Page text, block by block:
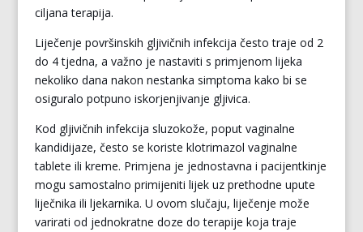
ciljana terapija.
Liječenje površinskih gljivičnih infekcija često traje od 2
do 4 tjedna, a važno je nastaviti s primjenom lijeka
nekoliko dana nakon nestanka simptoma kako bi se
osiguralo potpuno iskorjenjivanje gljivica.
Kod gljivičnih infekcija sluzokože, poput vaginalne
kandidijaze, često se koriste klotrimazol vaginalne
tablete ili kreme. Primjena je jednostavna i pacijentkinje
mogu samostalno primijeniti lijek uz prethodne upute
liječnika ili ljekarnika. U ovom slučaju, liječenje može
varirati od jednokratne doze do terapije koja traje